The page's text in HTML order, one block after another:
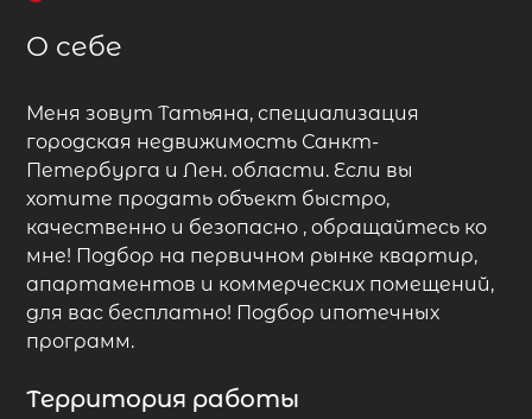
О себе
Меня зовут Татьяна, специализация
городская недвижимость Санкт-
Петербурга и Лен. области. Если вы
хотите продать объект быстро,
качественно и безопасно , обращайтесь ко
мне! Подбор на первичном рынке квартир,
апартаментов и коммерческих помещений,
для вас бесплатно! Подбор ипотечных
программ.
Территория работы